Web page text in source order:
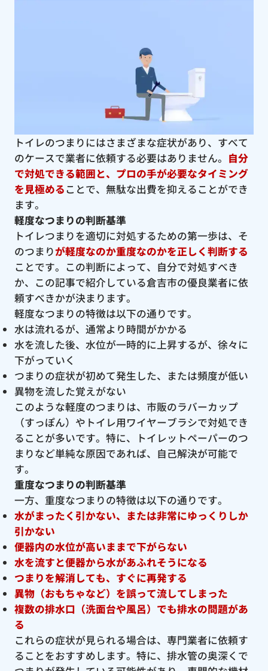
トイレのつまりにはさまざまな症状があり、すべて
のケースで業者に依頼する必要はありません。 自分
で対処できる範囲と、プロの手が必要なタイミング
を見極めることで、無駄な出費を抑えることができ
ます。
軽度なつまりの判断基準
トイレつまりを適切に対処するための第一歩は、そ
のつまりが軽度なのか重度なのかを正しく判断する
ことです。この判断によって、自分で対処すべき
か、この記事で紹介している倉吉市の優良業者に依
頼すべきかが決まります。
軽度なつまりの特徴は以下の通りです。
水は流れるが、通常より時間がかかる
水を流した後、水位が一時的に上昇するが、徐々に
下がっていく
つまりの症状が初めて発生した、または頻度が低い
異物を流した覚えがない
このような軽度のつまりは、市販のラバーカップ
（すっぽん）やトイレ用ワイヤーブラシで対処でき
ることが多いです。特に、トイレットペーパーのつ
まりなど単純な原因であれば、自己解決が可能で
す。
重度なつまりの判断基準
一方、重度なつまりの特徴は以下の通りです。
水がまったく引かない、または非常にゆっくりしか
引かない
便器内の水位が高いままで下がらない
水を流すと便器から水があふれそうになる
つまりを解消しても、すぐに再発する
異物（おもちゃなど）を誤って流してしまった
複数の排水口（洗面台や風呂）でも排水の問題があ
る
これらの症状が見られる場合は、専門業者に依頼す
ることをおすすめします。特に、排水管の奥深くで